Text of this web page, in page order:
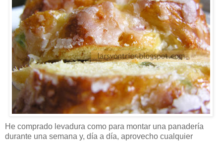
He comprado levadura como para montar una panadería
durante una semana y, día a día, aprovecho cualquier